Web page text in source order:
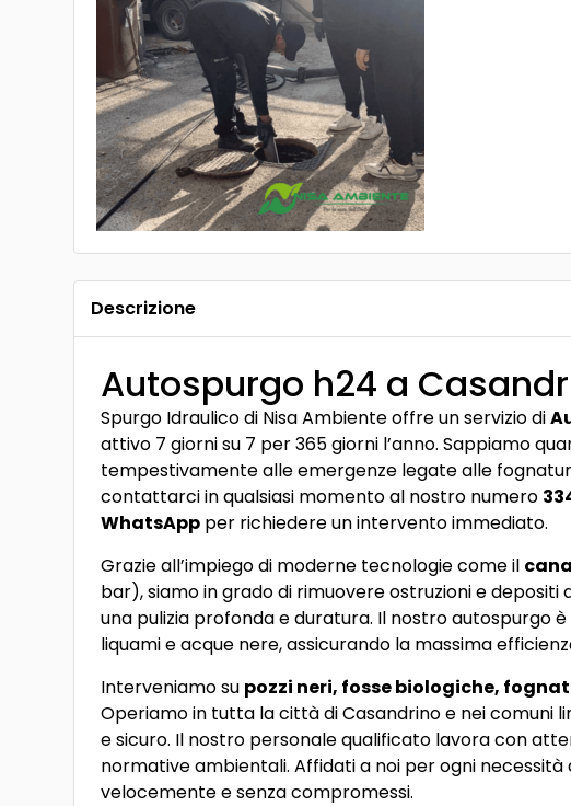
Descrizione
Autospurgo h24 a
Spurgo Idraulico di Nisa Ambiente offre un servizio di
attivo 7 giorni su 7 per 365 giorni l’anno. Sappiamo
tempestivamente alle emergenze legate alle
contattarci in qualsiasi momento al nostro numero
WhatsApp per richiedere un intervento immediato.
Grazie all’impiego di moderne tecnologie come il
bar), siamo in grado di rimuovere ostruzioni e
una pulizia profonda e duratura. Il nostro autospurgo
liquami e acque nere, assicurando la massima
Interveniamo su pozzi neri, fosse biologiche,
Operiamo in tutta la città di Casandrino e nei comuni
e sicuro. Il nostro personale qualificato lavora con
normative ambientali. Affidati a noi per ogni
velocemente e senza compromessi.